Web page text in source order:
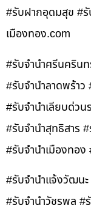
#รับฝากอุดมสุข #
เมืองทอง.com
#รับจำนำศรีนคริน
#รับจำนำลาดพร้าว
#รับจำนำเลียบด่ว
#รับจำนำสุทธิสาร
#รับจำนำเมืองทอ
#รับจำนำแจ้งวัฒน
#รับจำนำวัชรพล #